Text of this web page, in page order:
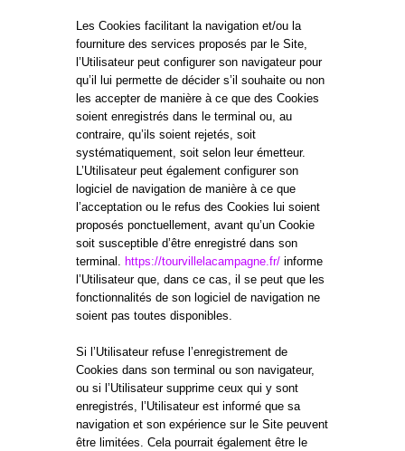
Les Cookies facilitant la navigation et/ou la
fourniture des services proposés par le Site,
l’Utilisateur peut configurer son navigateur pour
qu’il lui permette de décider s’il souhaite ou non
les accepter de manière à ce que des Cookies
soient enregistrés dans le terminal ou, au
contraire, qu’ils soient rejetés, soit
systématiquement, soit selon leur émetteur.
L’Utilisateur peut également configurer son
logiciel de navigation de manière à ce que
l’acceptation ou le refus des Cookies lui soient
proposés ponctuellement, avant qu’un Cookie
soit susceptible d’être enregistré dans son
terminal. https://tourvillelacampagne.fr/ informe
l’Utilisateur que, dans ce cas, il se peut que les
fonctionnalités de son logiciel de navigation ne
soient pas toutes disponibles.
Si l’Utilisateur refuse l’enregistrement de
Cookies dans son terminal ou son navigateur,
ou si l’Utilisateur supprime ceux qui y sont
enregistrés, l’Utilisateur est informé que sa
navigation et son expérience sur le Site peuvent
être limitées. Cela pourrait également être le